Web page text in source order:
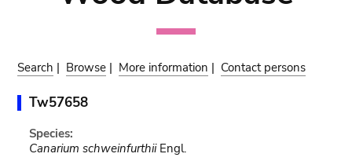
Search | Browse | More information | Contact persons
Tw57658
Species:
Canarium schweinfurthiiEngl.